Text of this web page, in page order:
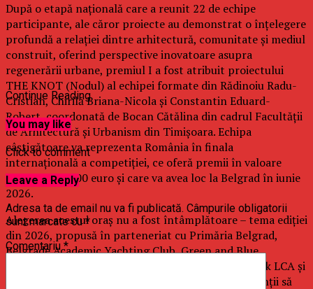
După o etapă națională care a reunit 22 de echipe
participante, ale căror proiecte au demonstrat o înțelegere
profundă a relației dintre arhitectură, comunitate și mediul
construit, oferind perspective inovatoare asupra
regenerării urbane, premiul I a fost atribuit proiectului
THE KNOT (Nodul) al echipei formate din Rădinoiu Radu-
Cristian, Chirilă Briana-Nicola și Constantin Eduard-
Robert, coordonată de Bocan Cătălina din cadrul Facultății
de Arhitectură și Urbanism din Timișoara. Echipa
câștigătoare va reprezenta România în finala
internațională a competiției, ce oferă premii în valoare
totală de 11.500 euro și care va avea loc la Belgrad în iunie
2026.
Alegerea acestui oraș nu a fost întâmplătoare – tema ediției
din 2026, propusă în parteneriat cu Primăria Belgrad,
Belgrade Academic Yachting Club, Green and Blue
Corridors, Serbian Green Building Council, One Click LCA și
World Green Building Council a provocat participanții să
Continue Reading
You may like
Click to comment
Leave a Reply
Adresa ta de email nu va fi publicată. Câmpurile obligatorii
sunt marcate cu*
Comentariu*